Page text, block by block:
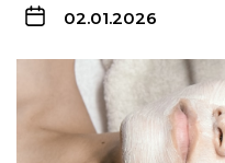
02.01.2026